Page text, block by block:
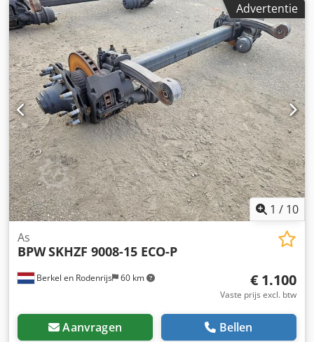
Advertentie
1 / 10
Berkel en Rodenrijs 60 km
As
BPWSKHZF 9008-15 ECO-P
€ 1.100
Vaste prijs excl. btw
Aanvragen Bellen